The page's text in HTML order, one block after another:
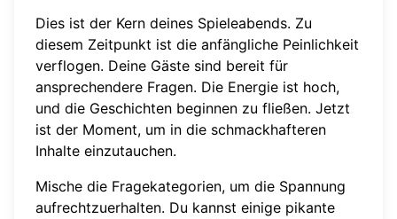
Dies ist der Kern deines Spieleabends. Zu
diesem Zeitpunkt ist die anfängliche Peinlichkeit
verflogen. Deine Gäste sind bereit für
ansprechendere Fragen. Die Energie ist hoch,
und die Geschichten beginnen zu fließen. Jetzt
ist der Moment, um in die schmackhafteren
Inhalte einzutauchen.
Mische die Fragekategorien, um die Spannung
aufrechtzuerhalten. Du kannst einige pikante